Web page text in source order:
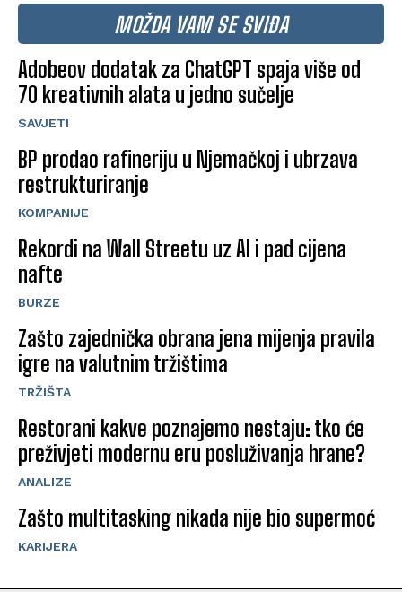
MOŽDA VAM SE SVIĐA
Adobeov dodatak za ChatGPT spaja više od
70 kreativnih alata u jedno sučelje
SAVJETI
BP prodao rafineriju u Njemačkoj i ubrzava
restrukturiranje
KOMPANIJE
Rekordi na Wall Streetu uz AI i pad cijena
nafte
BURZE
Zašto zajednička obrana jena mijenja pravila
igre na valutnim tržištima
TRŽIŠTA
Restorani kakve poznajemo nestaju: tko će
preživjeti modernu eru posluživanja hrane?
ANALIZE
Zašto multitasking nikada nije bio supermoć
KARIJERA